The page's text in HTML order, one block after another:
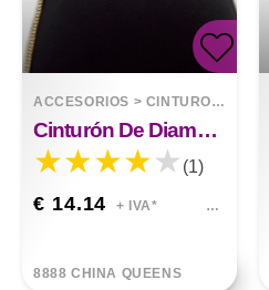
ACCESORIOS > CINTURONES
Cinturón De Diamantes
(1)
€ 14.14 + IVA*
8888 CHINA QUEENS